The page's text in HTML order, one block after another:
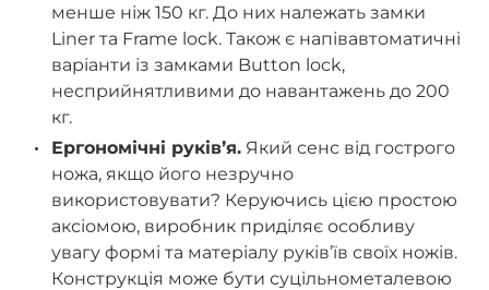
менше ніж 150 кг. До них належать замки
Liner та Frame lock. Також є напівавтоматичні
варіанти із замками Button lock,
несприйнятливими до навантажень до 200
кг.
Ергономічні руківʼя. Який сенс від гострого
ножа, якщо його незручно
використовувати? Керуючись цією простою
аксіомою, виробник приділяє особливу
увагу формі та матеріалу руківʼїв своїх ножів.
Конструкція може бути суцільнометалевою